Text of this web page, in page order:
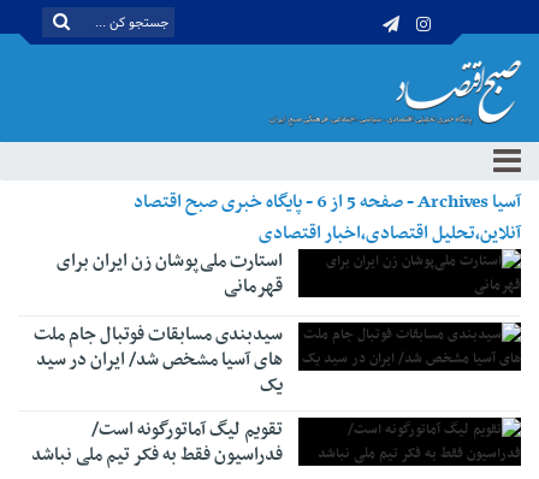
آسیا Archives - صفحه 5 از 6 - پایگاه خبری صبح اقتصاد
آنلاین،تحلیل اقتصادی،اخبار اقتصادی
استارت ملی‌پوشان زن ایران برای
قهرمانی
سیدبندی مسابقات فوتبال جام ملت
های آسیا مشخص شد/ ایران در سید
یک
تقویم لیگ آماتورگونه است/
فدراسیون فقط به فکر تیم ملی نباشد